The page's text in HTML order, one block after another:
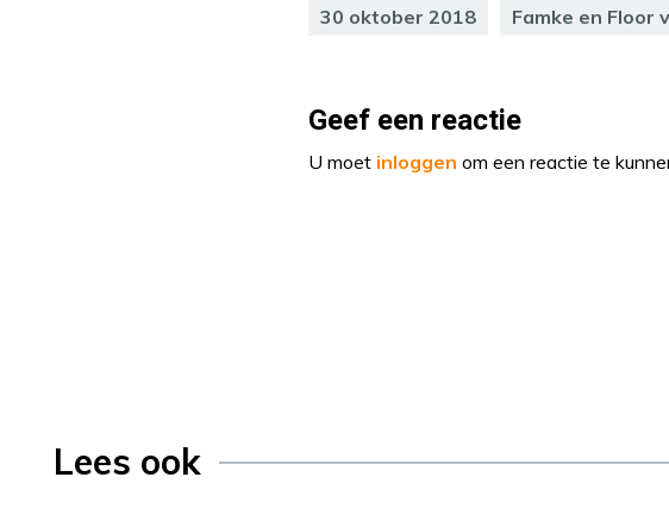
30 oktober 2018 Famke en Floor
Geef een reactie
U moet inloggen om een reactie te
Lees ook